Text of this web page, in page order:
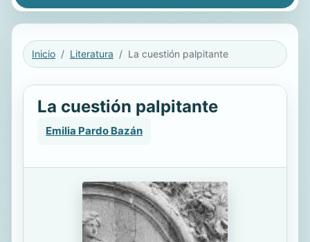
Inicio Literatura La cuestión palpitante
La cuestión palpitante
Emilia Pardo Bazán